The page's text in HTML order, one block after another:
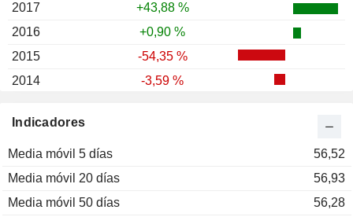
Indicadores
Media móvil 5 días
56,52
Media móvil 20 días
56,93
Media móvil 50 días
56,28
2017
+43,88 %
2016
+0,90 %
2015
-54,35 %
2014
-3,59 %
2012
2011
2010
2009